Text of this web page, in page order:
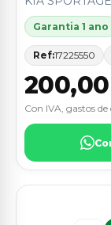
Garantia 1 ano
Ref:17225550
Con IVA, gastos